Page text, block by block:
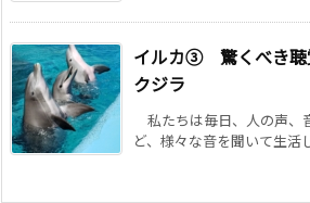
イルカ③ 驚くべき聴
クジラ
私たちは毎日、人の声、
ど、様々な音を聞いて生活